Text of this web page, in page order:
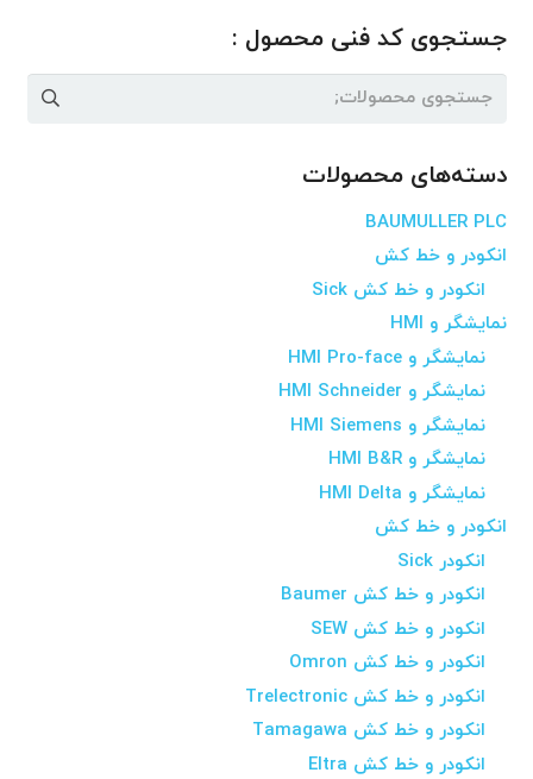
جستجوی کد فنی محصول :
جستجو
دسته‌های محصولات
BAUMULLER PLC
انکودر و خط کش
انکودر و خط کش Sick
نمایشگر و HMI
نمایشگر و HMI Pro-face
نمایشگر و HMI Schneider
نمایشگر و HMI Siemens
نمایشگر و HMI B&R
نمایشگر و HMI Delta
انکودر و خط کش
انکودر Sick
انکودر و خط کش Baumer
انکودر و خط کش SEW
انکودر و خط کش Omron
انکودر و خط کش Trelectronic
انکودر و خط کش Tamagawa
انکودر و خط کش Eltra